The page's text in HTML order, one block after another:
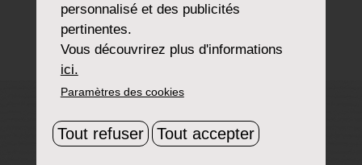
personnalisé et des publicités
pertinentes.
Vous découvrirez plus d'informations
ici.
Paramètres des cookies
Tout refuser Tout accepter